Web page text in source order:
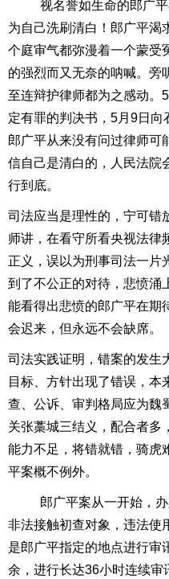
视名誉如生命的郎广
为自己洗刷清白！郎广平渴
个庭审气都弥漫着一个蒙受
的强烈而又无奈的呐喊。旁
至连辩护律师都为之感动。 5
定有罪的判决书， 5月 9日向
郎广平从来没有问过律师可
信自己是清白的，人民法院
行到底。
司法应当是理性的，宁可错
师讲，在看守所看央视法律
正义，误以为刑事司法一片
到了不公正的对待，悲愤涌
能看得出悲愤的郎广平在期
会迟来，但永远不会缺席。
司法实践证明，错案的发生
目标、方针出现了错误，本
查、公诉、审判格局应为魏
关张藁城三结义，配合者多
能力不足，将错就错，骑虎
平案概不例外。
郎广平案从一开始，
非法接触初查对象，违法使
是郎广平指定的地点进行审
余，进行长达36小时连续审